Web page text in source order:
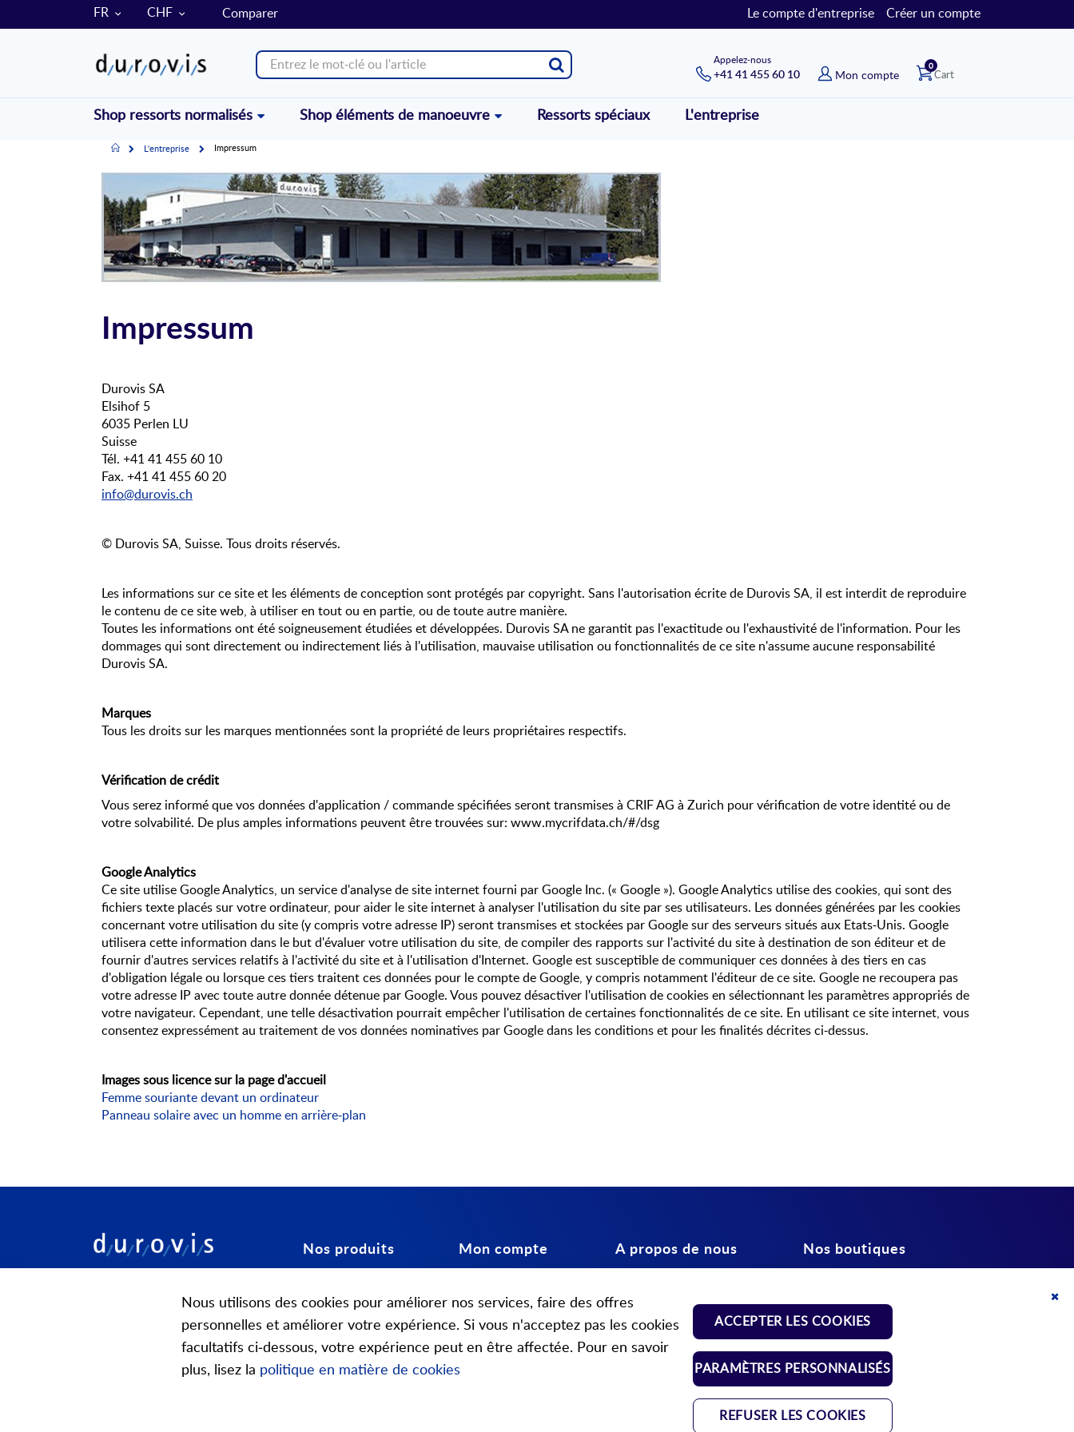
LANGUE
FR MONNAIE
CHF Comparer Le compte d'entreprise Créer un compte
Appelez-nous
+41 41 455 60 10 Mon compte Cart
0articles
Shop ressorts normalisés Shop éléments de manoeuvre Ressorts spéciaux L'entreprise
AccueilL'entreprise Impressum
Impressum
Durovis SA
Elsihof 5
6035 Perlen LU
Suisse
Tél. +41 41 455 60 10
Fax. +41 41 455 60 20
info@durovis.ch
© Durovis SA, Suisse. Tous droits réservés.
Les informations sur ce site et les éléments de conception sont protégés par copyright. Sans l'autorisation écrite de Durovis SA, il est interdit de reproduire
le contenu de ce site web, à utiliser en tout ou en partie, ou de toute autre manière.
Toutes les informations ont été soigneusement étudiées et développées. Durovis SA ne garantit pas l'exactitude ou l'exhaustivité de l'information. Pour les
dommages qui sont directement ou indirectement liés à l'utilisation, mauvaise utilisation ou fonctionnalités de ce site n'assume aucune responsabilité
Durovis SA.
Marques
Tous les droits sur les marques mentionnées sont la propriété de leurs propriétaires respectifs.
Vérification de crédit
Vous serez informé que vos données d'application / commande spécifiées seront transmises à CRIF AG à Zurich pour vérification de votre identité ou de
votre solvabilité. De plus amples informations peuvent être trouvées sur: www.mycrifdata.ch/#/dsg
Google Analytics
Ce site utilise Google Analytics, un service d'analyse de site internet fourni par Google Inc. (« Google »). Google Analytics utilise des cookies, qui sont des
fichiers texte placés sur votre ordinateur, pour aider le site internet à analyser l'utilisation du site par ses utilisateurs. Les données générées par les cookies
concernant votre utilisation du site (y compris votre adresse IP) seront transmises et stockées par Google sur des serveurs situés aux Etats-Unis. Google
utilisera cette information dans le but d'évaluer votre utilisation du site, de compiler des rapports sur l'activité du site à destination de son éditeur et de
fournir d'autres services relatifs à l'activité du site et à l'utilisation d'Internet. Google est susceptible de communiquer ces données à des tiers en cas
d'obligation légale ou lorsque ces tiers traitent ces données pour le compte de Google, y compris notamment l'éditeur de ce site. Google ne recoupera pas
votre adresse IP avec toute autre donnée détenue par Google. Vous pouvez désactiver l'utilisation de cookies en sélectionnant les paramètres appropriés de
votre navigateur. Cependant, une telle désactivation pourrait empêcher l'utilisation de certaines fonctionnalités de ce site. En utilisant ce site internet, vous
consentez expressément au traitement de vos données nominatives par Google dans les conditions et pour les finalités décrites ci-dessus.
Images sous licence sur la page d'accueil
Femme souriante devant un ordinateur
Panneau solaire avec un homme en arrière-plan
CH-6035 Perlen
info@durovis.ch
Nos produits
Composants mécaniques
Mon compte
Liste d'achats
Paramètres des cookies
A propos de nous
Heures d'ouverture
Nos boutiques
Shop ressorts normalisés
Shop éléments de
manoeuvre
Nous utilisons des cookies pour améliorer nos services, faire des offres
personnelles et améliorer votre expérience. Si vous n'acceptez pas les cookies
facultatifs ci-dessous, votre expérience peut en être affectée. Pour en savoir
plus, lisez la politique en matière de cookies
ACCEPTER LES COOKIES
PARAMÈTRES PERSONNALISÉS
REFUSER LES COOKIES